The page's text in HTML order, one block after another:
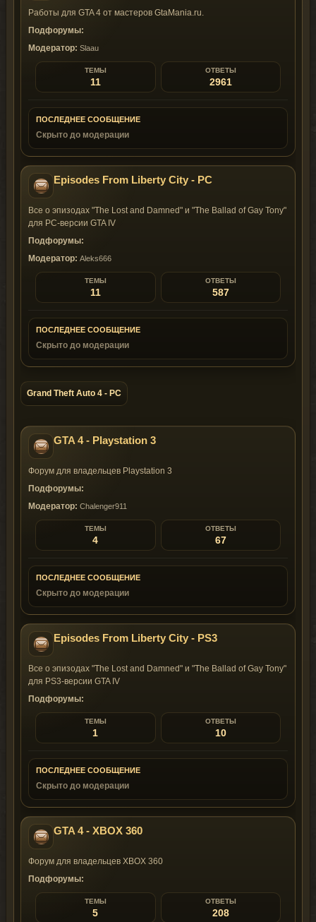
Работы для GTA 4 от мастеров GtaMania.ru.
Подфорумы:
Модератор: Slaau
ТЕМЫ
11
ОТВЕТЫ
2961
ПОСЛЕДНЕЕ СООБЩЕНИЕ
Скрыто до модерации
Episodes From Liberty City - PC
Все о эпизодах "The Lost and Damned" и "The Ballad of Gay Tony"
для PC-версии GTA IV
Подфорумы:
Модератор: Aleks666
ТЕМЫ
11
ОТВЕТЫ
587
ПОСЛЕДНЕЕ СООБЩЕНИЕ
Скрыто до модерации
Grand Theft Auto 4 - PC
GTA 4 - Playstation 3
Форум для владельцев Playstation 3
Подфорумы:
Модератор: Chalenger911
ТЕМЫ
4
ОТВЕТЫ
67
ПОСЛЕДНЕЕ СООБЩЕНИЕ
Скрыто до модерации
Episodes From Liberty City - PS3
Все о эпизодах "The Lost and Damned" и "The Ballad of Gay Tony"
для PS3-версии GTA IV
Подфорумы:
ТЕМЫ
1
ОТВЕТЫ
10
ПОСЛЕДНЕЕ СООБЩЕНИЕ
Скрыто до модерации
GTA 4 - XBOX 360
Форум для владельцев XBOX 360
Подфорумы:
ТЕМЫ
5
ОТВЕТЫ
208